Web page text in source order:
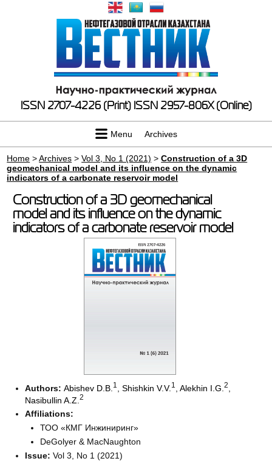
ISSN 2707-4226 (Print) ISSN 2957-806X (Online)
Menu Archives
Home >Archives >Vol 3, No 1 (2021) >Construction of a 3D
geomechanical model and its influence on the dynamic
indicators of a carbonate reservoir model
Construction of a 3D geomechanical
model and its influence on the dynamic
indicators of a carbonate reservoir model
Authors:Abishev D.B. 1 ,Shishkin V.V. 1 ,Alekhin I.G.2
Nasibullin A.Z.2
Affiliations:
ТОО «КМГ Инжиниринг»
DeGolyer & MacNaughton
Issue:Vol 3, No 1 (2021)